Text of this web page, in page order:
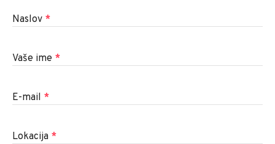
Naslov *
Vaše ime *
E-mail *
Lokacija *